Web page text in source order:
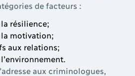
de facteurs :
résilience;
la motivation;
aux relations;
aux criminologues,